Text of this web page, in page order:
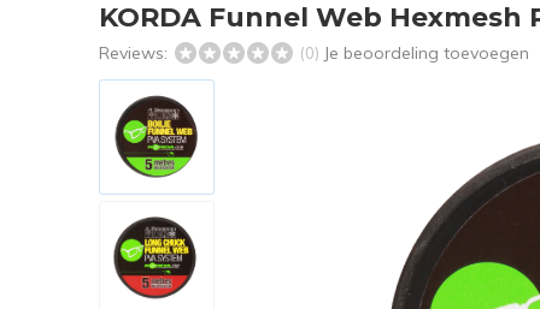
KORDA Funnel Web Hexmesh
Reviews: (0) Je beoordeling toevoegen